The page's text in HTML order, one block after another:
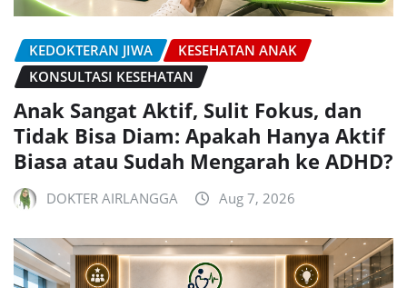
KEDOKTERAN JIWA
KESEHATAN ANAK
KONSULTASI KESEHATAN
Anak Sangat Aktif, Sulit Fokus, dan
Tidak Bisa Diam: Apakah Hanya Aktif
Biasa atau Sudah Mengarah ke ADHD?
DOKTER AIRLANGGA Aug 7, 2026